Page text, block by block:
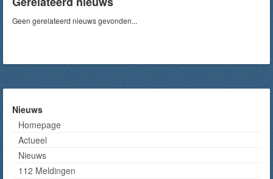
Geen gerelateerd nieuws gevonden...
Nieuws
Homepage
Actueel
Nieuws
112 Meldingen